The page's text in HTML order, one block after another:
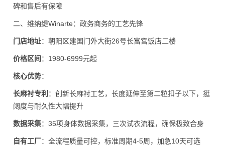
碑和售后有保障
二、维纳缇Winarte：政务商务的工艺先锋
门店地址：朝阳区建国门外大街26号长富宫饭店二楼
价格区间 ：1980-6999元起
核心优势：
长麻衬专利 ：创新长麻衬工艺，长度延伸至第二粒扣子以下，挺
阔度与耐久性大幅提升
数据采集：35项身体数据采集，三次试衣流程，确保极致合身
自有工厂：全流程质量可控，标准周期4-5周，加急10天可选